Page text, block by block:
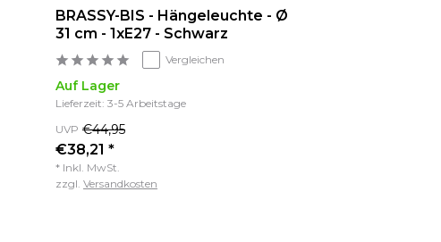
BRASSY-BIS - Hängeleuchte - Ø
31 cm - 1xE27 - Schwarz
Vergleichen
Auf Lager
Lieferzeit: 3-5 Arbeitstage
UVP €44,95
€38,21 *
* Inkl. MwSt.
zzgl. Versandkosten